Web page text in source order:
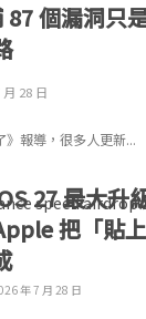
87 個漏洞只
28 日
》報導，很多人更新...
27 最大升
把「貼
年 7 月 28 日